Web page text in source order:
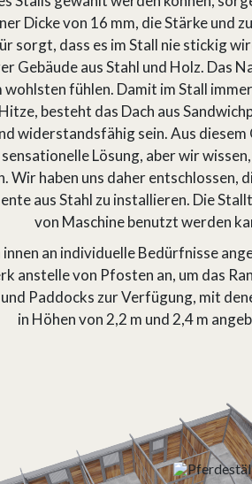
Dicke von 16 mm, die Stärke und
sorgt, dass es im Stall nie stickig
Gebäude aus Stahl und Holz.
wohlsten fühlen. Damit im Stall
besteht das Dach aus
widerstandsfähig sein. Aus
Lösung, aber wir
haben uns daher entschlossen,
aus Stahl zu installieren. Die
von Maschine benutzt werden
an individuelle Bedürfnisse
von Pfosten an, um das
Paddockszur Verfügung, mit
in Höhen von 2,2 m und 2,4 m